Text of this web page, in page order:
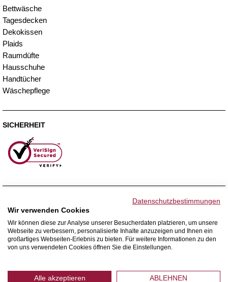
Bettwäsche
Tagesdecken
Dekokissen
Plaids
Raumdüfte
Hausschuhe
Handtücher
Wäschepflege
SICHERHEIT
WIR VERSENDEN MIT
Datenschutzbestimmungen
Wir verwenden Cookies
Wir können diese zur Analyse unserer Besucherdaten platzieren, um unsere
Webseite zu verbessern, personalisierte Inhalte anzuzeigen und Ihnen ein
großartiges Webseiten-Erlebnis zu bieten. Für weitere Informationen zu den
von uns verwendeten Cookies öffnen Sie die Einstellungen.
Alle akzeptieren ABLEHNEN